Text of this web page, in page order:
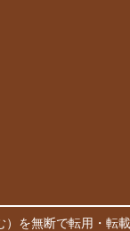
を無断で転用・転